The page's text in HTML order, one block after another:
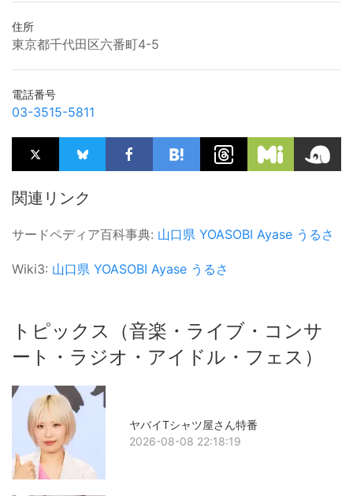
住所
東京都千代田区六番町4-5
電話番号
03-3515-5811
関連リンク
サードペディア百科事典: 山口県 YOASOBI Ayase うるさ
Wiki3: 山口県 YOASOBI Ayase うるさ
トピックス（音楽・ライブ・コンサ
ート・ラジオ・アイドル・フェス）
ヤバイTシャツ屋さん特番
2026-08-08 22:18:19